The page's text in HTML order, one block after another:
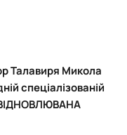
Талавиря Микола
спеціалізованій